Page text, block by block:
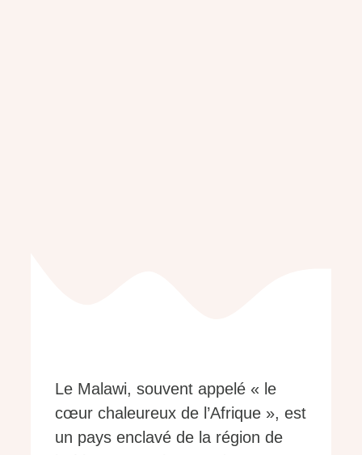
Le Malawi, souvent appelé « le
cœur chaleureux de l’Afrique », est
un pays enclavé de la région de